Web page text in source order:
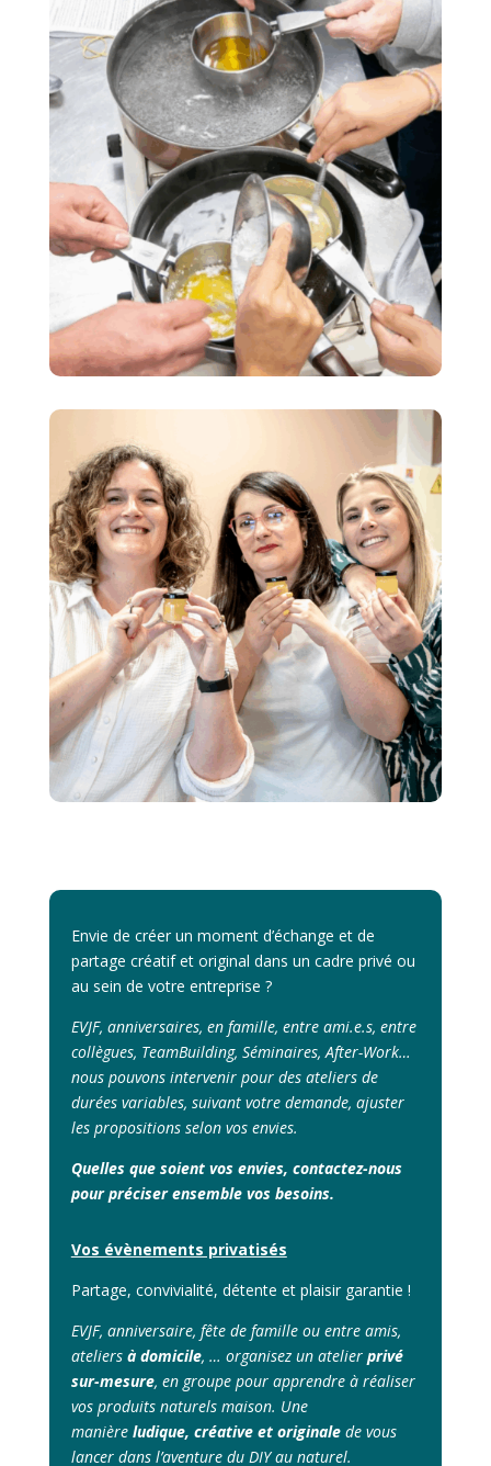
Envie de créer un moment d’échange et de
partage créatif et original dans un cadre privé ou
au sein de votre entreprise ?
EVJF, anniversaires, en famille, entre ami.e.s, entre
collègues, TeamBuilding, Séminaires, After-Work…
nous pouvons intervenir pour des ateliers de
durées variables, suivant votre demande, ajuster
les propositions selon vos envies.
Quelles que soient vos envies, contactez-nous
pour préciser ensemble vos besoins.
Vos évènements privatisés
Partage, convivialité, détente et plaisir garantie !
EVJF, anniversaire, fête de famille ou entre amis,
ateliers à domicile, … organisez un atelier privé
sur-mesure, en groupe pour apprendre à réaliser
vos produits naturels maison. Une
manière ludique, créative et originalede vous
lancer dans l’aventure du DIY au naturel.